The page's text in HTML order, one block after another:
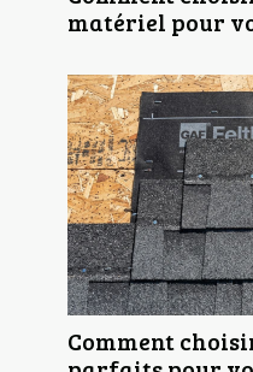
matériel pour
Comment